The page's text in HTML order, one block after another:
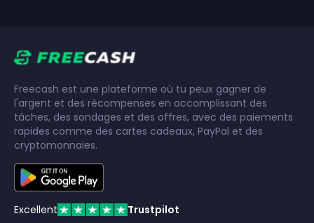
Freecash est une plateforme où tu peux gagner de
l'argent et des récompenses en accomplissant des
tâches, des sondages et des offres, avec des paiements
rapides comme des cartes cadeaux, PayPal et des
cryptomonnaies.
Excellent Trustpilot